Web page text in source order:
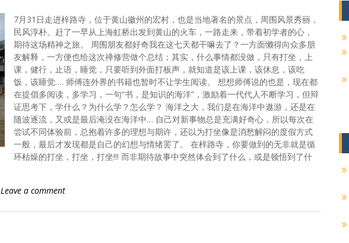
7月31日走进梓路寺，位于黄山徽州的宏村，也是当地著名的景点，周围风景秀丽，
民风淳朴。赶了一早从上海虹桥出发到黄山的火车，一路走来，带着初学者的心，
期待这场精神之旅。 周围朋友都好奇我在这七天都干嘛去了？一方面懒得向众多朋
友解释，一方便也给这次禅修营做个总结；其实，什么事情都没做，只有打坐，上
课，健行，止语，睡觉，只要听到外面打板声，就知道是该上课，该休息，该吃
饭，该睡觉…. 师傅连外界的书籍也暂时不让学生阅读。 想想师傅说的也是，现在都
在提倡多阅读，多学习，一句“书，是知识的海洋”，激励着一代代人不断学习，但辩
证思考下，学什么？为什么学？怎么学？ 海洋之大，我们是在海洋中遨游，还是在
随波逐流，又或是最后淹没在海洋中… 自己对新事物总是充满好奇心，所以每次在
尝试不同体验前，总抱着许多的理想与期许，还以为打坐像是消愁解闷的度假方式
一般，最后才发现都是自己的幻想与情绪罢了。 在梓路寺，你要做到的无非就是循
环枯燥的打坐，打坐，打坐!!! 而非期待故事中突然体会到了什么，或是顿悟到了什
Leave a comment